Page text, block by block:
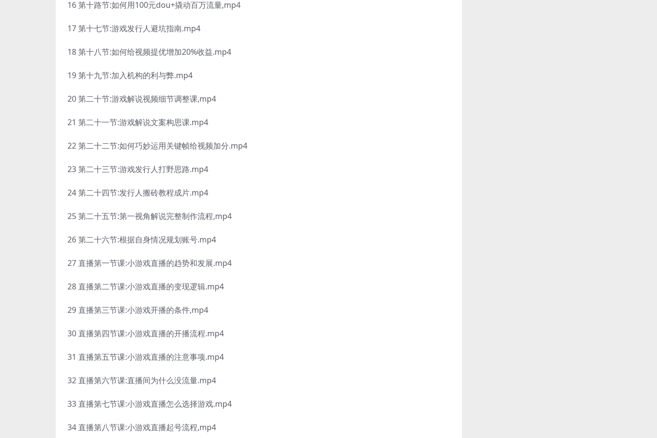
16 第十路节:如何用100元dou+撬动百万流量,mp4
17 第十七节:游戏发行人避坑指南.mp4
18 第十八节:如何给视频提优增加20%收益.mp4
19 第十九节:加入机构的利与弊.mp4
20 第二十节:游戏解说视频细节调整课,mp4
21 第二十一节:游戏解说文案构思课.mp4
22 第二十二节:如何巧妙运用关键帧给视频加分.mp4
23 第二十三节:游戏发行人打野思路.mp4
24 第二十四节:发行人搬砖教程成片.mp4
25 第二十五节:第一视角解说完整制作流程,mp4
26 第二十六节:根据自身情况规划账号.mp4
27 直播第一节课:小游戏直播的趋势和发展.mp4
28 直播第二节课:小游戏直播的变现逻辑.mp4
29 直播第三节课:小游戏开播的条件,mp4
30 直播第四节课:小游戏直播的开播流程.mp4
31 直播第五节课:小游戏直播的注意事项.mp4
32 直播第六节课:直播间为什么没流量.mp4
33 直播第七节课:小游戏直播怎么选择游戏.mp4
34 直播第八节课:小游戏直播起号流程,mp4